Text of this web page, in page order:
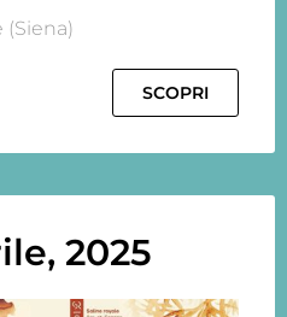
(Siena)
SCOPRI
2025